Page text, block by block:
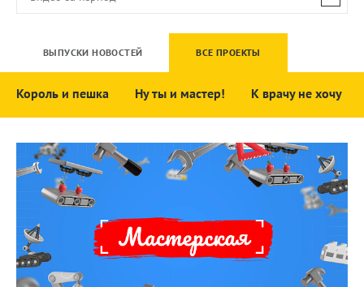
ВЫПУСКИ НОВОСТЕЙ ВСЕ ПРОЕКТЫ
Король и пешка Ну ты и мастер! К врачу не хочу